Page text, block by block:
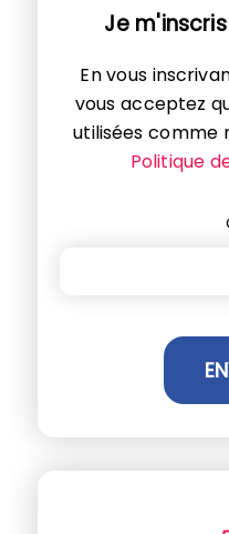
Je
En vous
vous acceptez
utilisées comme
Politique